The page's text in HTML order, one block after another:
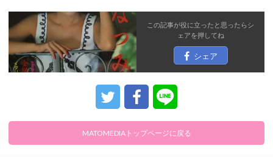
この記事が役に立ったと思ったらシ
ェアを押してね
シェア
MATOMEDIAトップページに戻る